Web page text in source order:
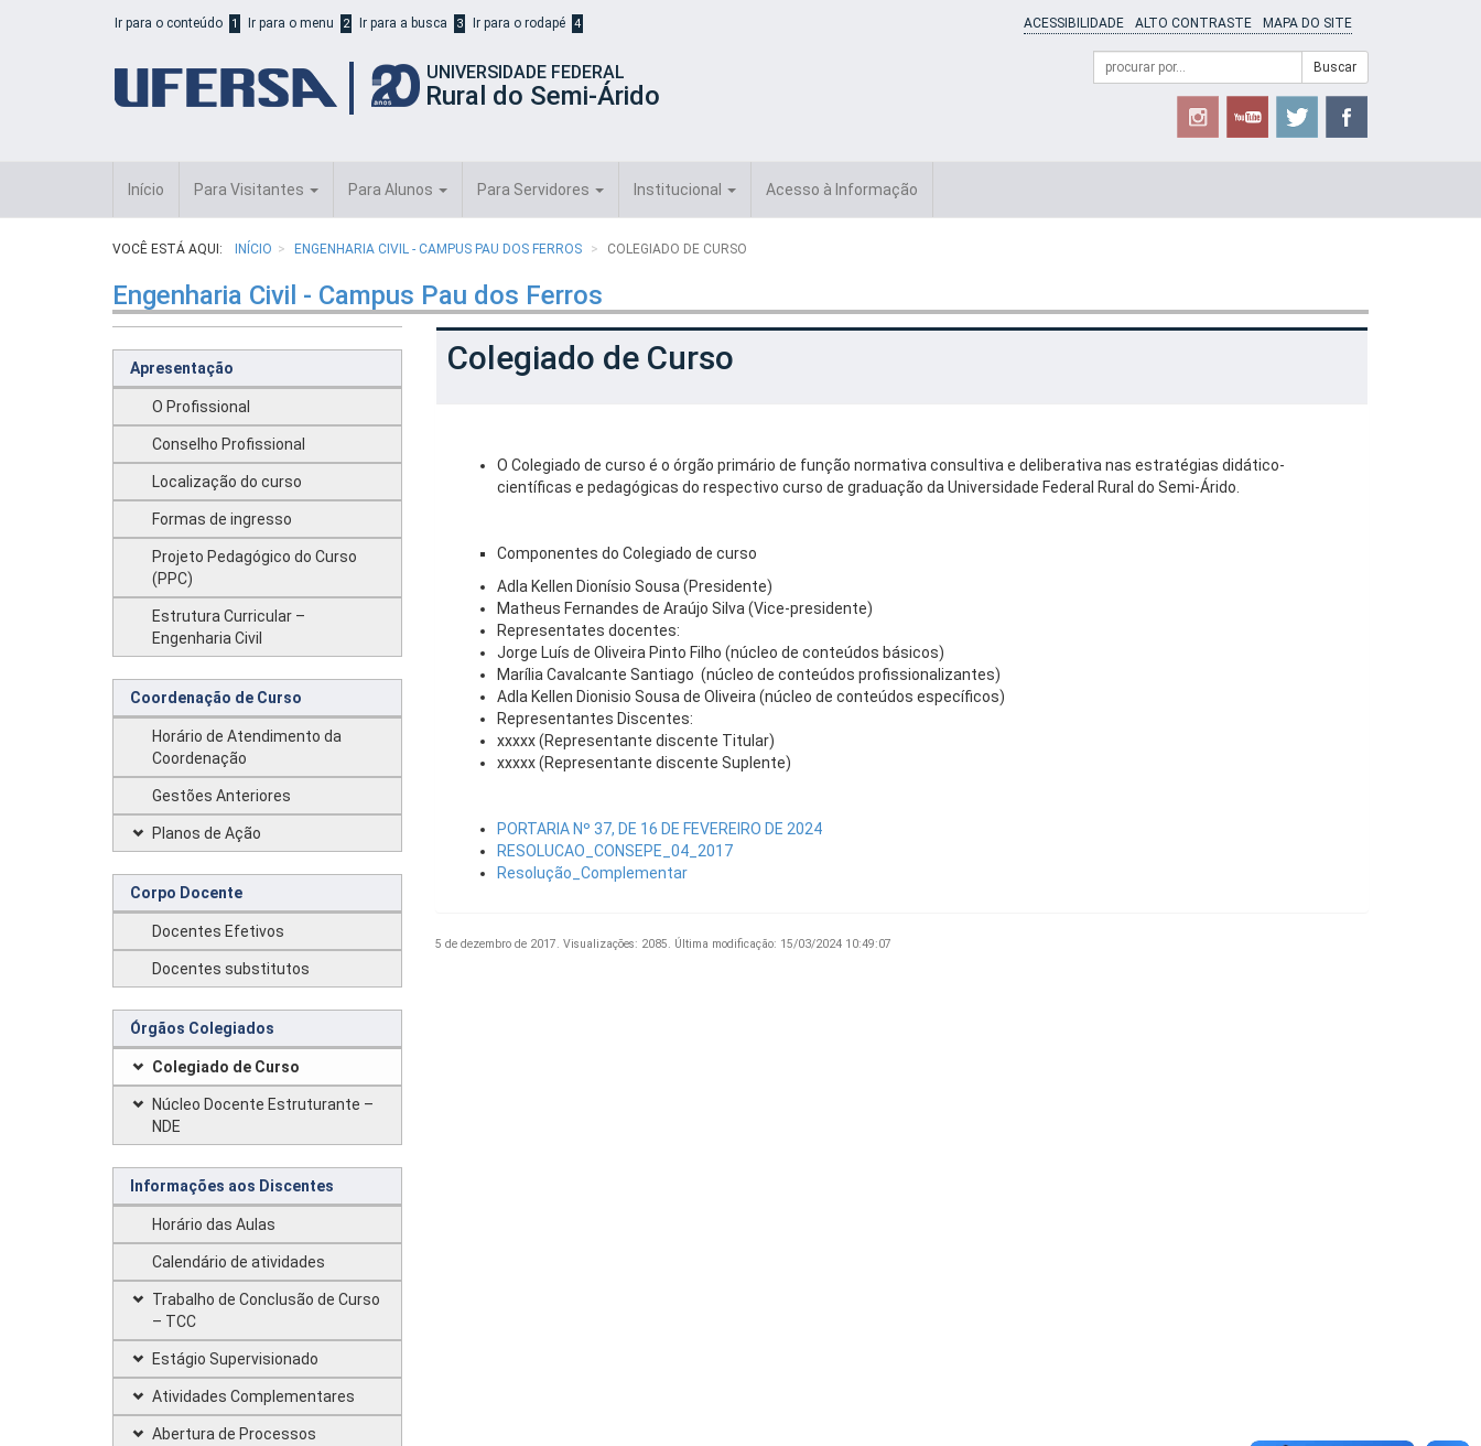
Ir para o conteúdo 1 Ir para o menu 2 Ir para a busca 3 Ir para o rodapé 4 ACESSIBILIDADE ALTO CONTRASTE MAPA DO SITE
UNIVERSIDADE FEDERAL
Rural do Semi-Árido
Formulário
Campo
de
Buscar
Início Para Visitantes Para Alunos Para Servidores Institucional Acesso à Informação
VOCÊ ESTÁ AQUI: INÍCIO ENGENHARIA CIVIL - CAMPUS PAU DOS FERROS COLEGIADO DE CURSO
Engenharia Civil - Campus Pau dos Ferros
Apresentação
O Profissional
Conselho Profissional
Localização do curso
Formas de ingresso
Projeto Pedagógico do Curso
(PPC)
Estrutura Curricular –
Engenharia Civil
Coordenação de Curso
Horário de Atendimento da
Coordenação
Gestões Anteriores
Planos de Ação
Corpo Docente
Docentes Efetivos
Docentes substitutos
Órgãos Colegiados
Colegiado de Curso
Núcleo Docente Estruturante –
NDE
Informações aos Discentes
Horário das Aulas
Calendário de atividades
Trabalho de Conclusão de Curso
– TCC
Estágio Supervisionado
Atividades Complementares
Abertura de Processos
Colegiado de Curso
O Colegiado de curso é o órgão primário de função normativa consultiva e deliberativa nas estratégias didático-
científicas e pedagógicas do respectivo curso de graduação da Universidade Federal Rural do Semi-Árido.
Componentes do Colegiado de curso
Adla Kellen Dionísio Sousa (Presidente)
Matheus Fernandes de Araújo Silva (Vice-presidente)
Representates docentes:
Jorge Luís de Oliveira Pinto Filho (núcleo de conteúdos básicos)
Marília Cavalcante Santiago (núcleo de conteúdos profissionalizantes)
Adla Kellen Dionisio Sousa de Oliveira (núcleo de conteúdos específicos)
Representantes Discentes:
xxxxx (Representante discente Titular)
xxxxx (Representante discente Suplente)
PORTARIA Nº 37, DE 16 DE FEVEREIRO DE 2024
RESOLUCAO_CONSEPE_04_2017
Resolução_Complementar
5 de dezembro de 2017. Visualizações: 2085. Última modificação: 15/03/2024 10:49:07